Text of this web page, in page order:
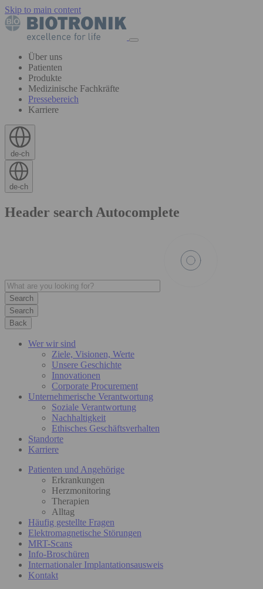
Skip to main content
Über uns
Patienten
Produkte
Medizinische Fachkräfte
Pressebereich
Karriere
de-ch
de-ch
Header search Autocomplete
Search
Back
Wer wir sind
Ziele, Visionen, Werte
Unsere Geschichte
Innovationen
Corporate Procurement
Unternehmerische Verantwortung
Soziale Verantwortung
Nachhaltigkeit
Ethisches Geschäftsverhalten
Standorte
Karriere
Patienten und Angehörige
Erkrankungen
Herzmonitoring
Therapien
Alltag
Häufig gestellte Fragen
Elektromagnetische Störungen
MRT-Scans
Info-Broschüren
Internationaler Implantationsausweis
Kontakt